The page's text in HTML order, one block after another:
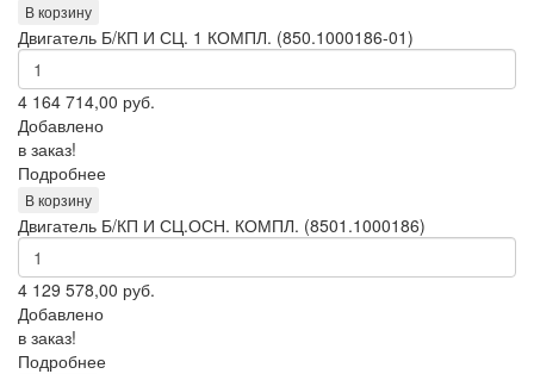
В корзину
Двигатель Б/КП И СЦ. 1 КОМПЛ. (850.1000186-01)
4 164 714,00 руб.
Добавлено
в заказ!
Подробнее
В корзину
Двигатель Б/КП И СЦ.ОСН. КОМПЛ. (8501.1000186)
4 129 578,00 руб.
Добавлено
в заказ!
Подробнее